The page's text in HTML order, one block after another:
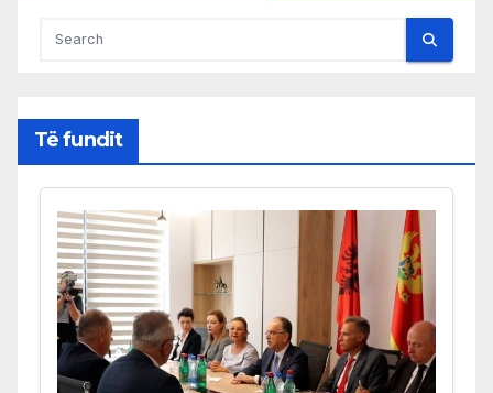
Të fundit